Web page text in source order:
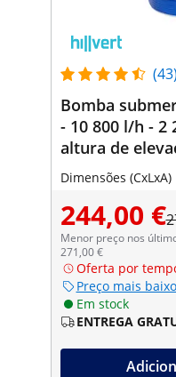
(43)
Bomba
- 10 800 l/h - 2
altura de
inoxidável
Dimensões (CxLxA)
244,00 €
Menor preço nos
271,00 €
Oferta por
Preço mais
Em stock
ENTREGA